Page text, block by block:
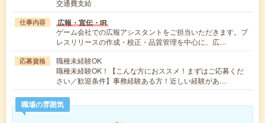
交通費支給
仕事内容 広報・宣伝・IR
ゲーム会社での広報アシスタントをご担当いただきます。プ
レスリリースの作成・校正・品質管理を中心に、広…
応募資格
職種未経験OK
職種未経験OK！【こんな方におススメ！まずはご応募くだ
さい／歓迎条件】事務経験ある方！近しい経験があ…
職場の雰囲気